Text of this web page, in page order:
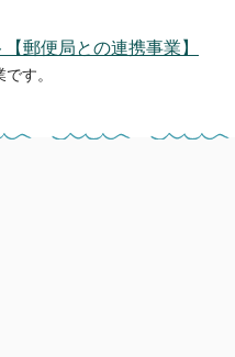
郵便局との連携事業】
す。